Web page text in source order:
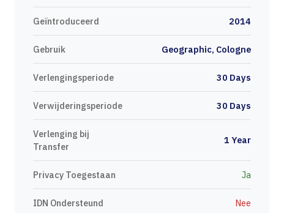
Geïntroduceerd 2014
Gebruik Geographic, Cologne
Verlengingsperiode 30 Days
Verwijderingsperiode 30 Days
Verlenging bij
Transfer
1 Year
Privacy Toegestaan Ja
IDN Ondersteund Nee